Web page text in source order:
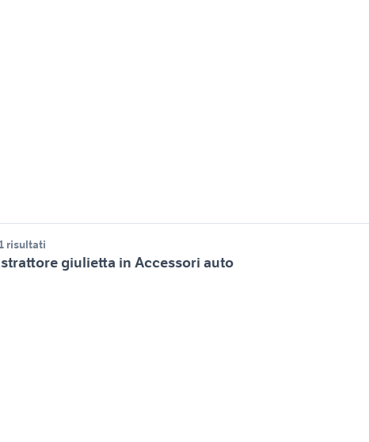
risultati
giulietta in Accessori auto